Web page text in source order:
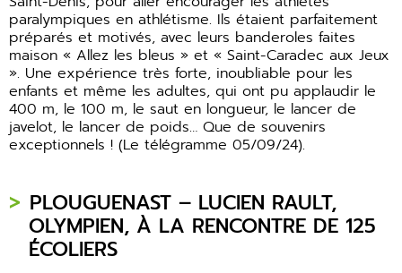
paralympiques en athlétisme. Ils étaient parfaitement
préparés et motivés, avec leurs banderoles faites
maison « Allez les bleus » et « Saint-Caradec aux Jeux
». Une expérience très forte, inoubliable pour les
enfants et même les adultes, qui ont pu applaudir le
400 m, le 100 m, le saut en longueur, le lancer de
javelot, le lancer de poids… Que de souvenirs
exceptionnels ! (Le télégramme 05/09/24).
PLOUGUENAST – LUCIEN RAULT,
OLYMPIEN, À LA RENCONTRE DE 125
ÉCOLIERS